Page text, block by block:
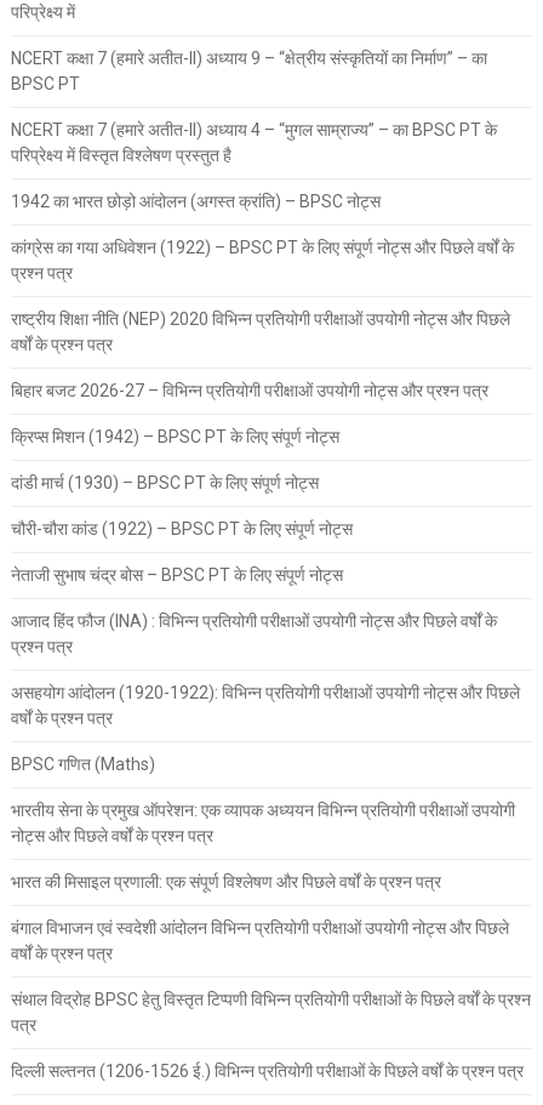
परिप्रेक्ष्य में
NCERT कक्षा 7 (हमारे अतीत-II) अध्याय 9 – “क्षेत्रीय संस्कृतियों का निर्माण” – का
BPSC PT
NCERT कक्षा 7 (हमारे अतीत-II) अध्याय 4 – “मुगल साम्राज्य” – का BPSC PT के
परिप्रेक्ष्य में विस्तृत विश्लेषण प्रस्तुत है
1942 का भारत छोड़ो आंदोलन (अगस्त क्रांति) – BPSC नोट्स
कांग्रेस का गया अधिवेशन (1922) – BPSC PT के लिए संपूर्ण नोट्स और पिछले वर्षों के
प्रश्न पत्र
राष्ट्रीय शिक्षा नीति (NEP) 2020 विभिन्न प्रतियोगी परीक्षाओं उपयोगी नोट्स और पिछले
वर्षों के प्रश्न पत्र
बिहार बजट 2026-27 – विभिन्न प्रतियोगी परीक्षाओं उपयोगी नोट्स और प्रश्न पत्र
क्रिप्स मिशन (1942) – BPSC PT के लिए संपूर्ण नोट्स
दांडी मार्च (1930) – BPSC PT के लिए संपूर्ण नोट्स
चौरी-चौरा कांड (1922) – BPSC PT के लिए संपूर्ण नोट्स
नेताजी सुभाष चंद्र बोस – BPSC PT के लिए संपूर्ण नोट्स
आजाद हिंद फौज (INA) : विभिन्न प्रतियोगी परीक्षाओं उपयोगी नोट्स और पिछले वर्षों के
प्रश्न पत्र
असहयोग आंदोलन (1920-1922): विभिन्न प्रतियोगी परीक्षाओं उपयोगी नोट्स और पिछले
वर्षों के प्रश्न पत्र
BPSC गणित (Maths)
भारतीय सेना के प्रमुख ऑपरेशन: एक व्यापक अध्ययन विभिन्न प्रतियोगी परीक्षाओं उपयोगी
नोट्स और पिछले वर्षों के प्रश्न पत्र
भारत की मिसाइल प्रणाली: एक संपूर्ण विश्लेषण और पिछले वर्षों के प्रश्न पत्र
बंगाल विभाजन एवं स्वदेशी आंदोलन विभिन्न प्रतियोगी परीक्षाओं उपयोगी नोट्स और पिछले
वर्षों के प्रश्न पत्र
संथाल विद्रोह BPSC हेतु विस्तृत टिप्पणी विभिन्न प्रतियोगी परीक्षाओं के पिछले वर्षों के प्रश्न
पत्र
दिल्ली सल्तनत (1206-1526 ई.) विभिन्न प्रतियोगी परीक्षाओं के पिछले वर्षों के प्रश्न पत्र